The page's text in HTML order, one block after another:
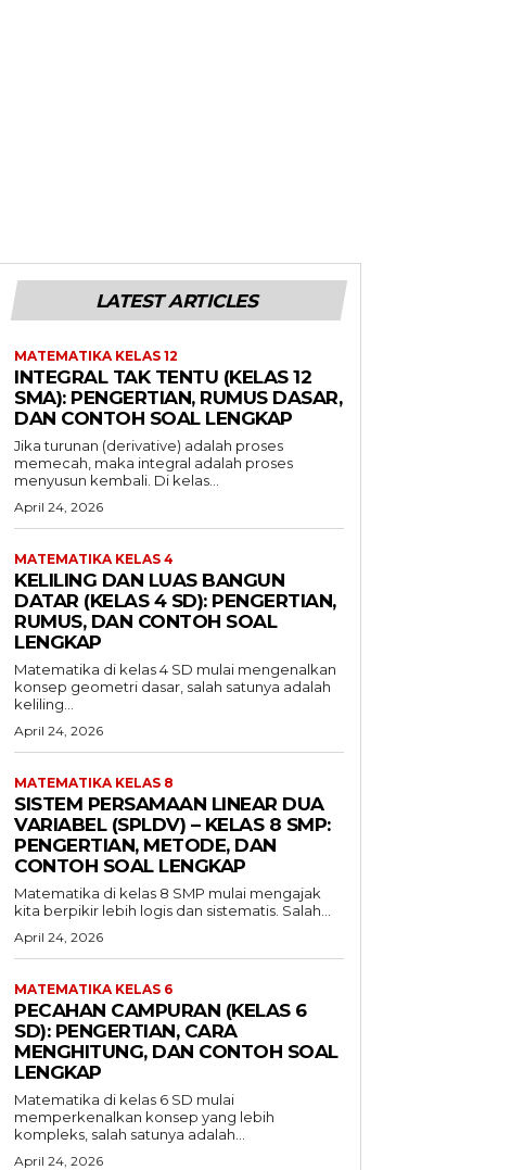
LATEST ARTICLES
MATEMATIKA KELAS 12
INTEGRAL TAK TENTU (KELAS 12
SMA): PENGERTIAN, RUMUS DASAR,
DAN CONTOH SOAL LENGKAP
Jika turunan (derivative) adalah proses
memecah, maka integral adalah proses
menyusun kembali. Di kelas...
April 24, 2026
MATEMATIKA KELAS 4
KELILING DAN LUAS BANGUN
DATAR (KELAS 4 SD): PENGERTIAN,
RUMUS, DAN CONTOH SOAL
LENGKAP
Matematika di kelas 4 SD mulai mengenalkan
konsep geometri dasar, salah satunya adalah
keliling...
April 24, 2026
MATEMATIKA KELAS 8
SISTEM PERSAMAAN LINEAR DUA
VARIABEL (SPLDV) – KELAS 8 SMP:
PENGERTIAN, METODE, DAN
CONTOH SOAL LENGKAP
Matematika di kelas 8 SMP mulai mengajak
kita berpikir lebih logis dan sistematis. Salah...
April 24, 2026
MATEMATIKA KELAS 6
PECAHAN CAMPURAN (KELAS 6
SD): PENGERTIAN, CARA
MENGHITUNG, DAN CONTOH SOAL
LENGKAP
Matematika di kelas 6 SD mulai
memperkenalkan konsep yang lebih
kompleks, salah satunya adalah...
April 24, 2026